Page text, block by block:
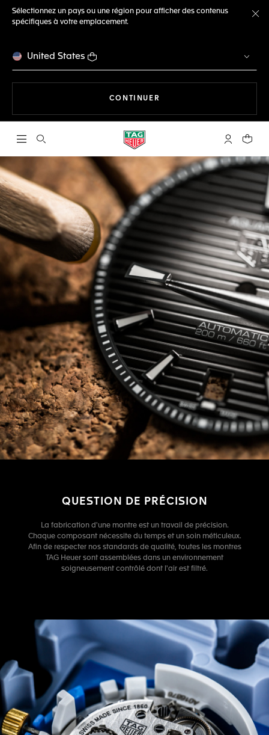
Sélectionnez un pays ou une région pour afficher des contenus
spécifiques à votre emplacement.
United States
CONTINUER
Ouvrir la barre de recherche Compte My
Votre
QUESTION DE PRÉCISION
La fabrication d'une montre est un travail de précision.
Chaque composant nécessite du temps et un soin méticuleux.
Afin de respecter nos standards de qualité, toutes les montres
TAG Heuer sont assemblées dans un environnement
soigneusement contrôlé dont l'air est filtré.